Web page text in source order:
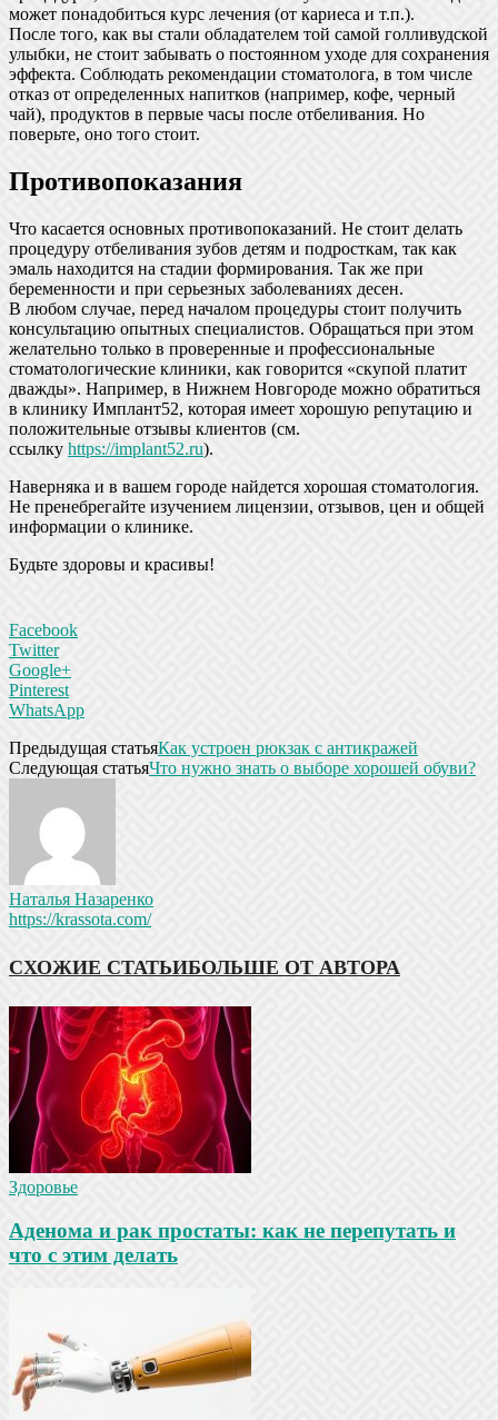
может понадобиться курс лечения (от кариеса и т.п.).
После того, как вы стали обладателем той самой голливудской
улыбки, не стоит забывать о постоянном уходе для сохранения
эффекта. Соблюдать рекомендации стоматолога, в том числе
отказ от определенных напитков (например, кофе, черный
чай), продуктов в первые часы после отбеливания. Но
поверьте, оно того стоит.
Противопоказания
Что касается основных противопоказаний. Не стоит делать
процедуру отбеливания зубов детям и подросткам, так как
эмаль находится на стадии формирования. Так же при
беременности и при серьезных заболеваниях десен.
В любом случае, перед началом процедуры стоит получить
консультацию опытных специалистов. Обращаться при этом
желательно только в проверенные и профессиональные
стоматологические клиники, как говорится «скупой платит
дважды». Например, в Нижнем Новгороде можно обратиться
в клинику Имплант52, которая имеет хорошую репутацию и
положительные отзывы клиентов (см.
ссылку https://implant52.ru).
Наверняка и в вашем городе найдется хорошая стоматология.
Не пренебрегайте изучением лицензии, отзывов, цен и общей
информации о клинике.
Будьте здоровы и красивы!
Facebook
Twitter
Google+
Pinterest
WhatsApp
Предыдущая статьяКак устроен рюкзак с антикражей
Следующая статьяЧто нужно знать о выборе хорошей обуви?
Наталья Назаренко
https://krassota.com/
СХОЖИЕ СТАТЬИБОЛЬШЕ ОТ АВТОРА
Здоровье
Аденома и рак простаты: как не перепутать и
что с этим делать